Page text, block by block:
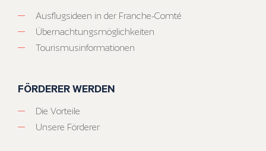
Ausflugsideen in der Franche-Comté
Übernachtungsmöglichkeiten
Tourismusinformationen
FÖRDERER WERDEN
Die Vorteile
Unsere Förderer